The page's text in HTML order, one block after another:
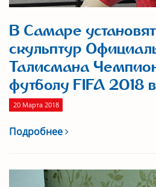
В Самаре
скульптур
Талисмана
футболу FIFA 2018
20 Марта 2018
Подробнее